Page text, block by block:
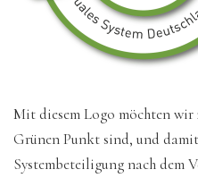
Mit diesem Logo möchten wir
Grünen Punkt sind, und
Systembeteiligung nach dem